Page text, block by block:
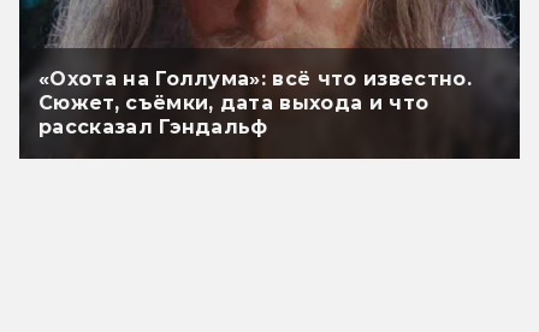
«Охота на Голлума»: всё что известно.
Сюжет, съёмки, дата выхода и что
рассказал Гэндальф